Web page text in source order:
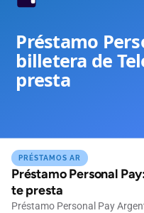
PRÉSTAMOS AR
Préstamo Personal
te presta
Préstamo Personal Pay